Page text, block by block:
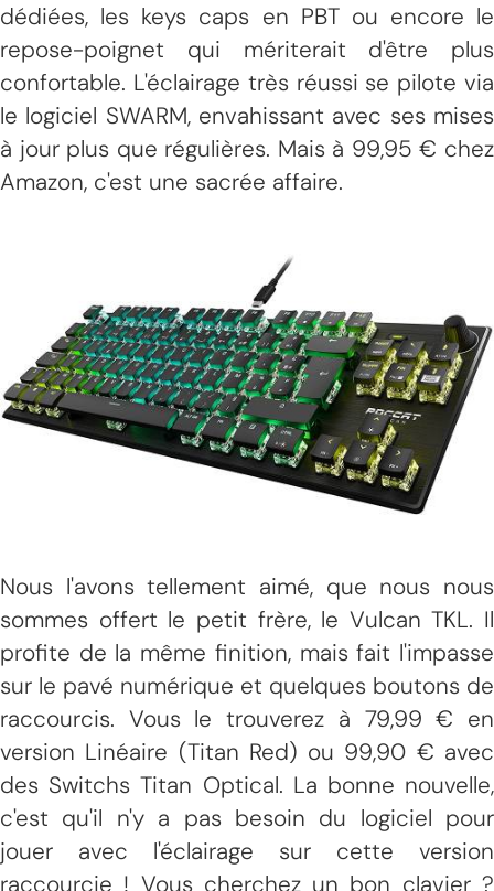
dédiées, les keys caps en PBT ou encore le
repose-poignet qui mériterait d'être plus
confortable. L'éclairage très réussi se pilote via
le logiciel SWARM, envahissant avec ses mises
à jour plus que régulières. Mais à 99,95 € chez
Amazon, c'est une sacrée affaire.
Nous l'avons tellement aimé, que nous nous
sommes offert le petit frère, le Vulcan TKL. Il
profite de la même finition, mais fait l'impasse
sur le pavé numérique et quelques boutons de
raccourcis. Vous le trouverez à 79,99 € en
version Linéaire (Titan Red) ou 99,90 € avec
des Switchs Titan Optical. La bonne nouvelle,
c'est qu'il n'y a pas besoin du logiciel pour
jouer avec l'éclairage sur cette version
raccourcie ! Vous cherchez un bon clavier ?